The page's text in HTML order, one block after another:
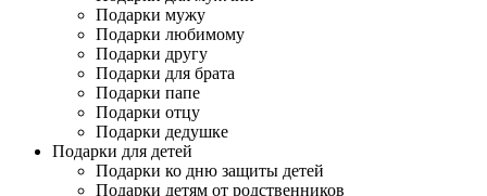
Подарки мужу
Подарки любимому
Подарки другу
Подарки для брата
Подарки папе
Подарки отцу
Подарки дедушке
Подарки для детей
Подарки ко дню защиты детей
Подарки детям от родственников